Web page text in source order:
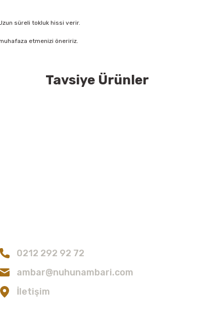
süreli tokluk hissi verir.
etmenizi öneririz.
yetersiz gördüğünüz noktaları öneri formunu kullanarak
Tavsiye Ürünler
0212 292 92 72
ambar@nuhunambari.com
İletişim